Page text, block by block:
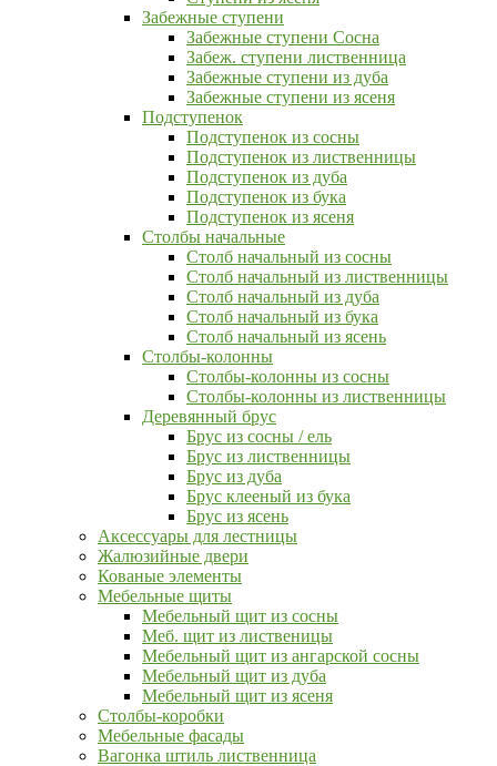
Забежные ступени
Забежные ступени Сосна
Забеж. ступени лиственница
Забежные ступени из дуба
Забежные ступени из ясеня
Подступенок
Подступенок из сосны
Подступенок из лиственницы
Подступенок из дуба
Подступенок из бука
Подступенок из ясеня
Столбы начальные
Столб начальный из сосны
Столб начальный из лиственницы
Столб начальный из дуба
Столб начальный из бука
Столб начальный из ясень
Столбы-колонны
Столбы-колонны из сосны
Столбы-колонны из лиственницы
Деревянный брус
Брус из сосны / ель
Брус из лиственницы
Брус из дуба
Брус клееный из бука
Брус из ясень
Аксессуары для лестницы
Жалюзийные двери
Кованые элементы
Мебельные щиты
Мебельный щит из сосны
Меб. щит из лиственицы
Мебельный щит из ангарской сосны
Мебельный щит из дуба
Мебельный щит из ясеня
Столбы-коробки
Мебельные фасады
Вагонка штиль лиственница